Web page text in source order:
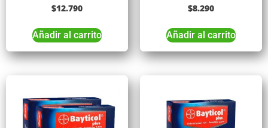
$12.790
Añadir al carrito
$8.290
Añadir al carrito